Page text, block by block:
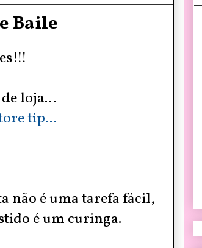
Baile
loja...
tip...
não é uma tarefa fácil,
é um curinga.